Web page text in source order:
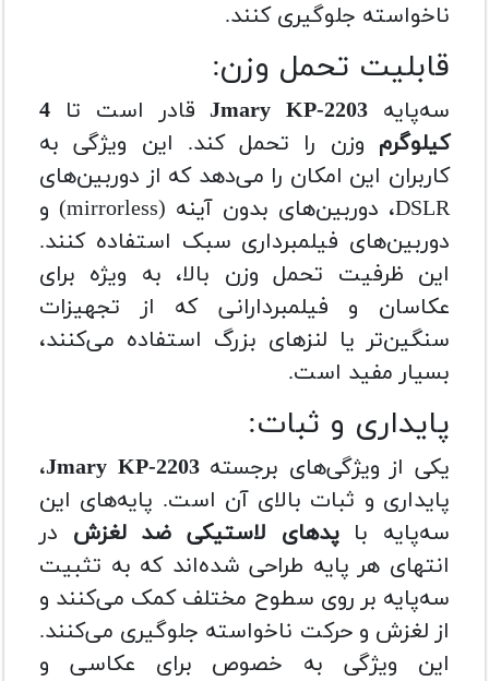
ناخواسته جلوگیری کنند.
قابلیت تحمل وزن:
سه‌پایه Jmary KP-2203قادر است تا 4
کیلوگرم وزن را تحمل کند. این ویژگی به
کاربران این امکان را می‌دهد که از دوربین‌های
DSLR، دوربین‌های بدون آینه (mirrorless) و
دوربین‌های فیلمبرداری سبک استفاده کنند.
این ظرفیت تحمل وزن بالا، به ویژه برای
عکاسان و فیلمبردارانی که از تجهیزات
سنگین‌تر یا لنزهای بزرگ استفاده می‌کنند،
بسیار مفید است.
پایداری و ثبات:
یکی از ویژگی‌های برجستهJmary KP-2203،
پایداری و ثبات بالای آن است. پایه‌های این
سه‌پایه باپدهای لاستیکی ضد لغزش در
انتهای هر پایه طراحی شده‌اند که به تثبیت
سه‌پایه بر روی سطوح مختلف کمک می‌کنند و
از لغزش و حرکت ناخواسته جلوگیری می‌کنند.
این ویژگی به خصوص برای عکاسی و